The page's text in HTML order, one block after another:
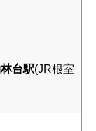
台駅(JR根室